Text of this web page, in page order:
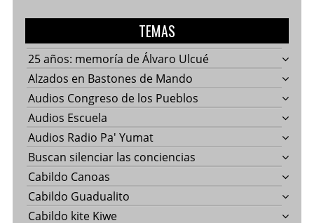
TEMAS
25 años: memoría de Álvaro Ulcué
Alzados en Bastones de Mando
Audios Congreso de los Pueblos
Audios Escuela
Audios Radio Pa' Yumat
Buscan silenciar las conciencias
Cabildo Canoas
Cabildo Guadualito
Cabildo kite Kiwe